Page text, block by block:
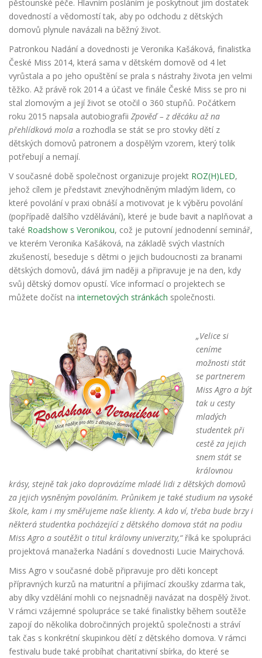
pěstounské péče. Hlavním posláním je poskytnout jim dostatek
dovedností a vědomostí tak, aby po odchodu z dětských
domovů plynule navázali na běžný život.
Patronkou Nadání a dovednosti je Veronika Kašáková, finalistka
České Miss 2014, která sama v dětském domově od 4 let
vyrůstala a po jeho opuštění se prala s nástrahy života jen velmi
těžko. Až právě rok 2014 a účast ve finále České Miss se pro ni
stal zlomovým a její život se otočil o 360 stupňů. Počátkem
roku 2015 napsala autobiografii Zpověď – z děcáku až na
přehlídková mola a rozhodla se stát se pro stovky dětí z
dětských domovů patronem a dospělým vzorem, který tolik
potřebují a nemají.
V současné době společnost organizuje projekt ROZ(H)LED,
jehož cílem je představit znevýhodněným mladým lidem, co
které povolání v praxi obnáší a motivovat je k výběru povolání
(popřípadě dalšího vzdělávání), které je bude bavit a naplňovat a
také Roadshow s Veronikou, což je putovní jednodenní seminář,
ve kterém Veronika Kašáková, na základě svých vlastních
zkušeností, beseduje s dětmi o jejich budoucnosti za branami
dětských domovů, dává jim naději a připravuje je na den, kdy
svůj dětský domov opustí. Více informací o projektech se
můžete dočíst na internetových stránkách společnosti.
„Velice si
ceníme
možnosti stát
se partnerem
Miss Agro a být
tak u cesty
mladých
studentek při
cestě za jejich
snem stát se
královnou
krásy, stejně tak jako doprovázíme mladé lidi z dětských domovů
za jejich vysněným povoláním. Průnikem je také studium na vysoké
škole, kam i my směřujeme naše klienty. A kdo ví, třeba bude brzy i
některá studentka pocházející z dětského domova stát na podiu
Miss Agro a soutěžit o titul královny univerzity,“říká ke spolupráci
projektová manažerka Nadání s dovednosti Lucie Mairychová.
Miss Agro v současné době připravuje pro děti koncept
přípravných kurzů na maturitní a přijímací zkoušky zdarma tak,
aby díky vzdělání mohli co nejsnadněji navázat na dospělý život.
V rámci vzájemné spolupráce se také finalistky během soutěže
zapojí do několika dobročinných projektů společnosti a stráví
tak čas s konkrétní skupinkou dětí z dětského domova. V rámci
festivalu bude také probíhat charitativní sbírka, do které se